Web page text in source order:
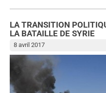
LA TRANSITION
LA BATAILLE DE SYRIE
8 avril 2017